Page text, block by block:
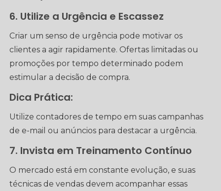
6. Utilize a Urgência e Escassez
Criar um senso de urgência pode motivar os
clientes a agir rapidamente. Ofertas limitadas ou
promoções por tempo determinado podem
estimular a decisão de compra.
Dica Prática:
Utilize contadores de tempo em suas campanhas
de e-mail ou anúncios para destacar a urgência.
7. Invista em Treinamento Contínuo
O mercado está em constante evolução, e suas
técnicas de vendas devem acompanhar essas